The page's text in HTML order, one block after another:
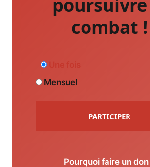
combat !
Mensuel
PARTICIPER
Pourquoi faire un don